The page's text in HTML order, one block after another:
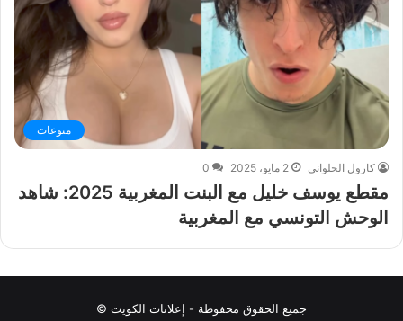
منوعات
كارول الحلواني 2 مايو، 2025 0
مقطع يوسف خليل مع البنت المغربية 2025: شاهد
الوحش التونسي مع المغربية
جميع الحقوق محفوظة - إعلانات الكويت ©